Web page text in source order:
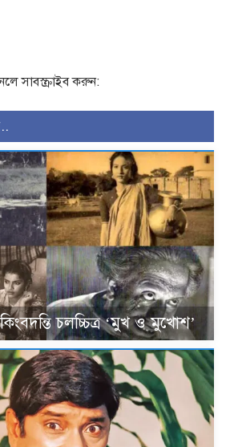
সাবস্ক্রাইব করুন:
চলচ্চিত্র ‘মুখ ও মুখোশ’